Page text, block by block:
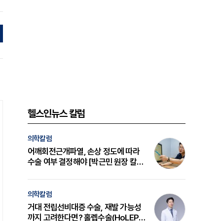
헬스인뉴스 칼럼
의학칼럼
어깨회전근개파열, 손상 정도에 따라
수술 여부 결정해야 [박근민 원장 칼
의학칼럼
거대 전립선비대증 수술, 재발 가능성
까지 고려한다면? 홀렙수술(HoLEP)